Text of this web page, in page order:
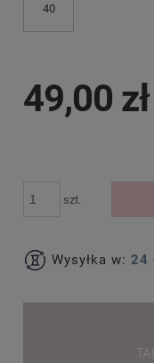
40
49,00 zł
szt.
Wysyłka w: 24